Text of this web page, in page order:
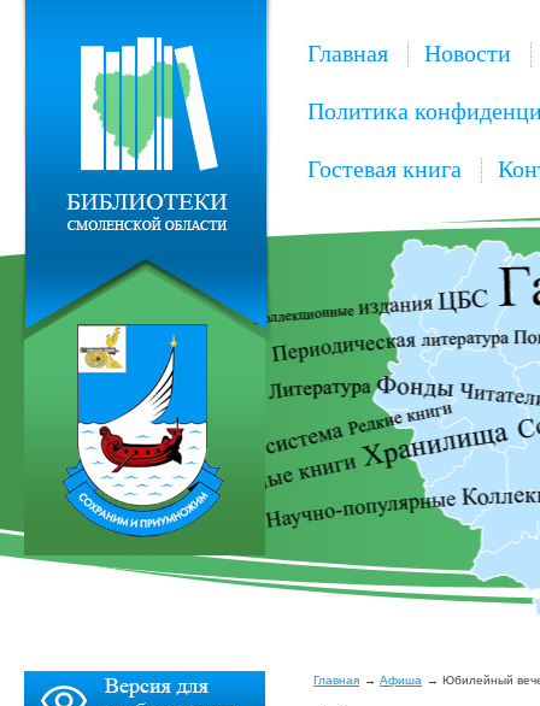
Главная Новости
Политика
Гостевая книга
Главная Афиша Юбилейный